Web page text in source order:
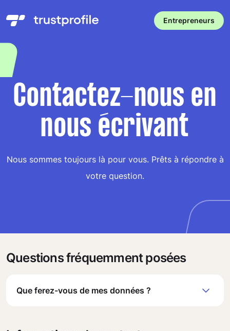
Entrepreneurs
Contactez-nous en
nous écrivant
Nous sommes toujours là pour vous. Prêts à répondre à
votre question.
Questions fréquemment posées
Que ferez-vous de mes données ?